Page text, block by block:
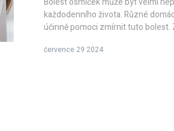
každodenního života. Různé
účinně pomoci zmírnit tuto bolest.
července 29 2024